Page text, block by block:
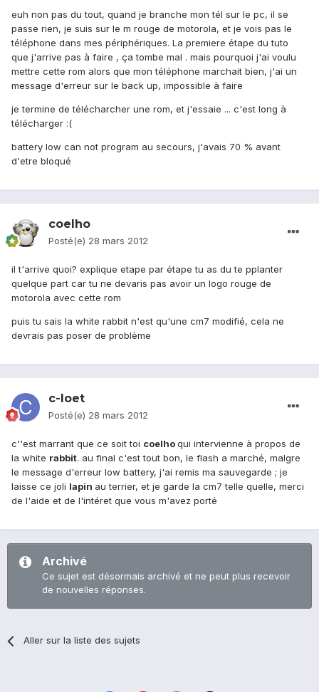
euh non pas du tout, quand je branche mon tél sur le pc, il se
passe rien, je suis sur le m rouge de motorola, et je vois pas le
téléphone dans mes périphériques. La premiere étape du tuto
que j'arrive pas à faire , ça tombe mal . mais pourquoi j'ai voulu
mettre cette rom alors que mon téléphone marchait bien, j'ai un
message d'erreur sur le back up, impossible à faire
je termine de télécharcher une rom, et j'essaie ... c'est long à
télécharger :(
battery low can not program au secours, j'avais 70 % avant
d'etre bloqué
coelho
Posté(e) 28 mars 2012
il t'arrive quoi? explique etape par étape tu as du te pplanter
quelque part car tu ne devaris pas avoir un logo rouge de
motorola avec cette rom
puis tu sais la white rabbit n'est qu'une cm7 modifié, cela ne
devrais pas poser de problème
c-loet
Posté(e) 28 mars 2012
c''est marrant que ce soit toi coelhoqui intervienne à propos de
la white rabbit. au final c'est tout bon, le flash a marché, malgre
le message d'erreur low battery, j'ai remis ma sauvegarde ; je
laisse ce joli lapin au terrier, et je garde la cm7 telle quelle, merci
de l'aide et de l'intéret que vous m'avez porté
Archivé
Ce sujet est désormais archivé et ne peut plus recevoir
de nouvelles réponses.
Aller sur la liste des sujets